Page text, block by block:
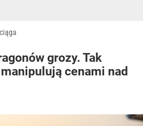
grozy. Tak
cenami nad